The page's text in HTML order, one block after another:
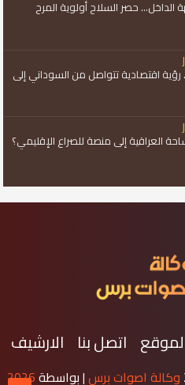
الداخل... حصر السلاح أولوية المرح
رؤية اقتصادية تتواصل من السوداني إلى
العراقية إلى منصة للصراع الإقليمي؟
اتصل بنا الارشيف
وكالة اصوات برس| بواسطة2026